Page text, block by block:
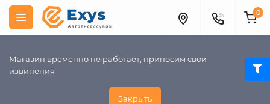
Магазин временно не работает, приносим свои
извинения
Закрыть
0